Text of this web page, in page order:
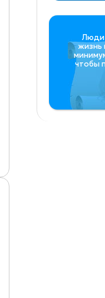
Люди
жизнь
чтобы